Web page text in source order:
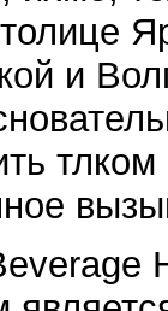
и